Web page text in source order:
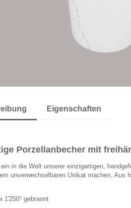
Eigenschaften
Porzellanbecher mit
in die Welt unserer einzigartigen,
unverwechselbaren Unikat machen. Aus
1'250° gebrannt